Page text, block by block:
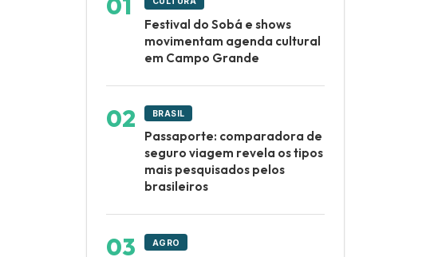
Festival do Sobá e shows
movimentam agenda cultural
em Campo Grande
BRASIL
Passaporte: comparadora de
seguro viagem revela os tipos
mais pesquisados pelos
brasileiros
AGRO